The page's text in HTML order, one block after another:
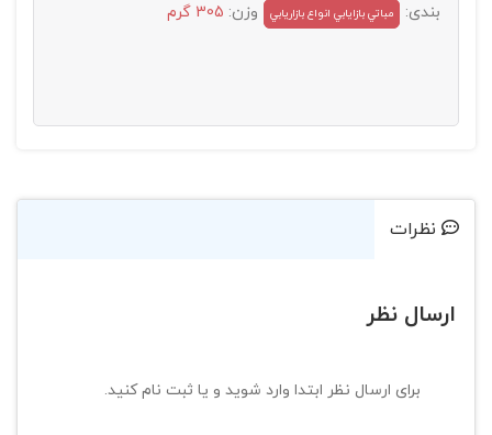
بندی:
مباتي بازايابي انواع بازاريابي وزن: 305 گرم
نظرات
ارسال نظر
برای ارسال نظر ابتدا وارد شوید و یا ثبت نام کنید.